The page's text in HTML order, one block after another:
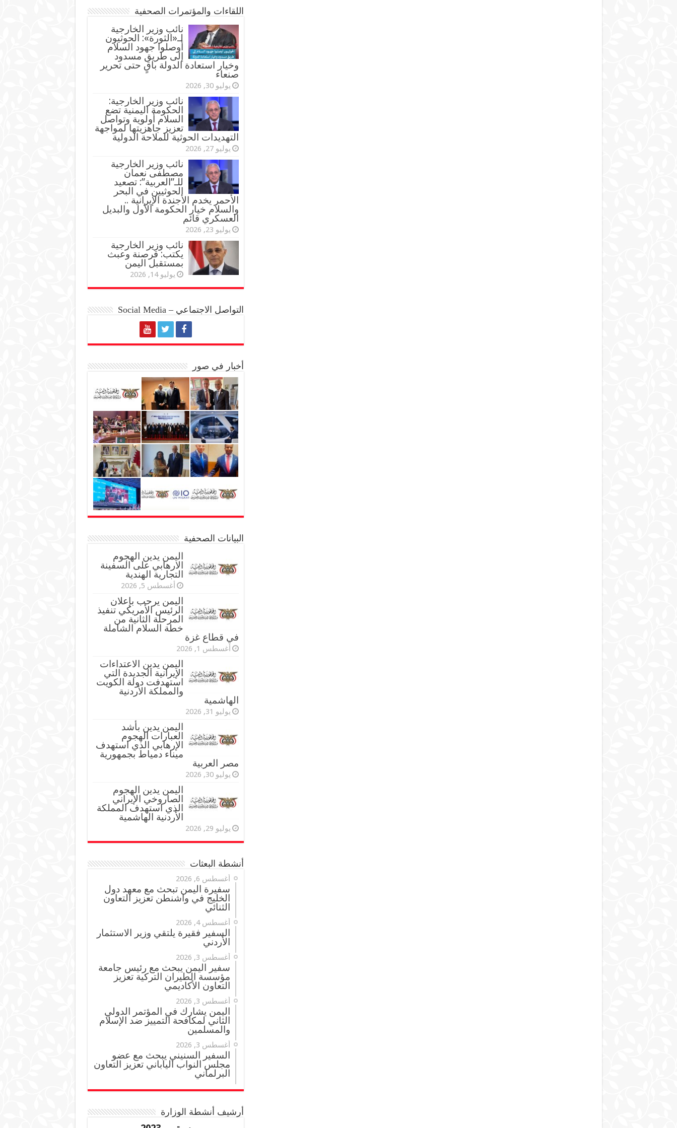
اللقاءات والمؤتمرات الصحفية
‏نائب وزير الخارجية
لـ«الثورة»: الحوثيون
أوصلوا جهود السلام
إلى طريق مسدود
وخيار استعادة الدولة باقٍ حتى تحرير
صنعاء
يوليو 30, 2026
نائب وزير الخارجية:
الحكومة اليمنية تضع
السلام أولوية وتواصل
تعزيز جاهزيتها لمواجهة
التهديدات الحوثية للملاحة الدولية
يوليو 27, 2026
نائب وزير الخارجية
مصطفى نعمان
للـ”العربية”: تصعيد
الحوثيين في البحر
الأحمر يخدم الأجندة الإيرانية ..
والسلام خيار الحكومة الأول والبديل
العسكري قائم
يوليو 23, 2026
نائب وزير الخارجية
يكتب: قرصنة وعبث
بمستقبل اليمن
يوليو 14, 2026
التواصل الاجتماعي – Social Media
أخبار في صور
البيانات الصحفية
اليمن يدين الهجوم
الارهابي على السفينة
التجارية الهندية
أغسطس 5, 2026
اليمن يرحب بإعلان
الرئيس الأمريكي تنفيذ
المرحلة الثانية من
خطة السلام الشاملة
في قطاع غزة
أغسطس 1, 2026
اليمن يدين الاعتداءات
الإيرانية الجديدة التي
استهدفت دولة الكويت
والمملكة الأردنية
الهاشمية
يوليو 31, 2026
اليمن يدين بأشد
العبارات الهجوم
الإرهابي الذي استهدف
ميناء دمياط بجمهورية
مصر العربية
يوليو 30, 2026
اليمن يدين الهجوم
الصاروخي الإيراني
الذي استهدف المملكة
الأردنية الهاشمية
يوليو 29, 2026
أنشطة البعثات
أغسطس 6, 2026
سفيرة اليمن تبحث مع معهد دول
الخليج في واشنطن تعزيز التعاون
الثنائي
أغسطس 4, 2026
السفير فقيرة يلتقي وزير الاستثمار
الأردني
أغسطس 3, 2026
سفير اليمن يبحث مع رئيس جامعة
مؤسسة الطيران التركية تعزيز
التعاون الأكاديمي
أغسطس 3, 2026
اليمن يشارك في المؤتمر الدولي
الثاني لمكافحة التمييز ضد الإسلام
والمسلمين
أغسطس 3, 2026
السفير السنيني يبحث مع عضو
مجلس النواب الياباني تعزيز التعاون
البرلماني
أرشيف أنشطة الوزارة